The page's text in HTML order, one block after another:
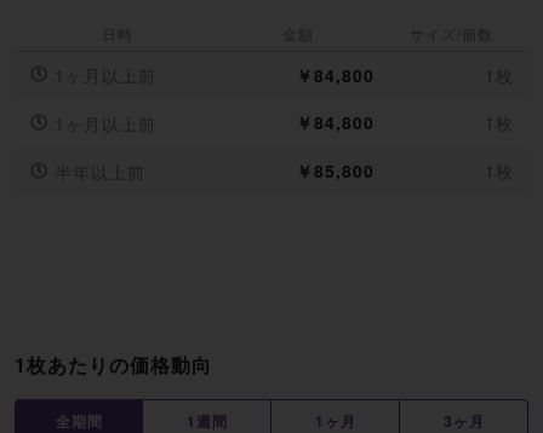
1枚あたりの価格動向
全期間 1週間 1ヶ月 3ヶ月
日時 金額 サイズ/個数
1ヶ月以上前 ￥84,800
1枚
1ヶ月以上前
￥84,800 1枚
半年以上前 ￥85,800 1枚